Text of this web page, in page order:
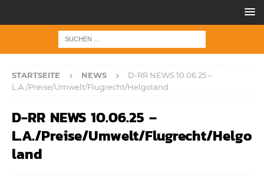
STARTSEITE NEWS
D-RR NEWS 10.06.25 –
L.A./Preise/Umwelt/Flugrecht/Helgoland
D-RR NEWS 10.06.25 –
L.A./Preise/Umwelt/Flugrecht/Helgo
land